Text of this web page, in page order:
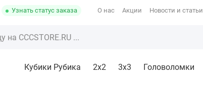
Узнать статус заказа О нас Акции Новости и статьи
Кубики Рубика 2x2 3х3 Головоломки